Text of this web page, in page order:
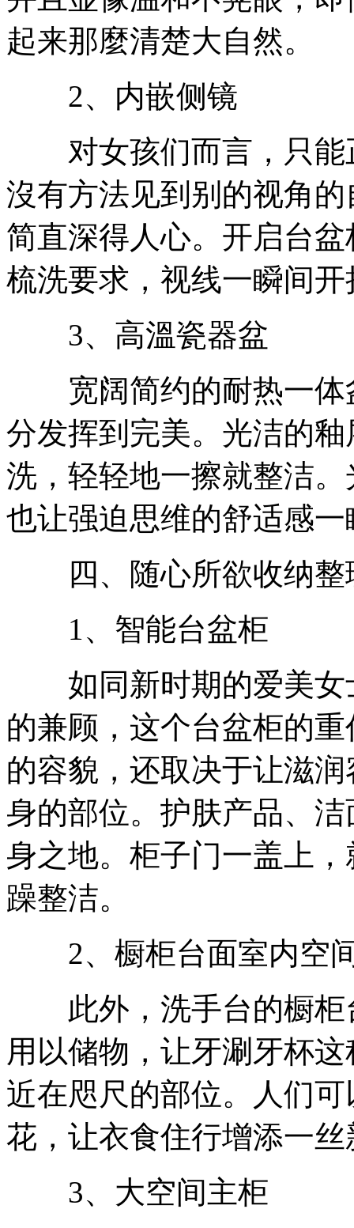
起来那麼清楚大自然。
2、内嵌侧镜
对女孩们而言，只能
沒有方法见到别的视角
简直深得人心。开启台
梳洗要求，视线一瞬间
3、高溫瓷器盆
宽阔简约的耐热一体
分发挥到完美。光洁的
洗，轻轻地一擦就整洁
也让强迫思维的舒适感
四、随心所欲收纳整
1、智能台盆柜
如同新时期的爱美女
的兼顾，这个台盆柜的
的容貌，还取决于让滋
身的部位。护肤产品、
身之地。柜子门一盖上
躁整洁。
2、橱柜台面室内空
此外，洗手台的橱柜
用以储物，让牙涮牙杯
近在咫尺的部位。人们
花，让衣食住行增添一
3、大空间主柜